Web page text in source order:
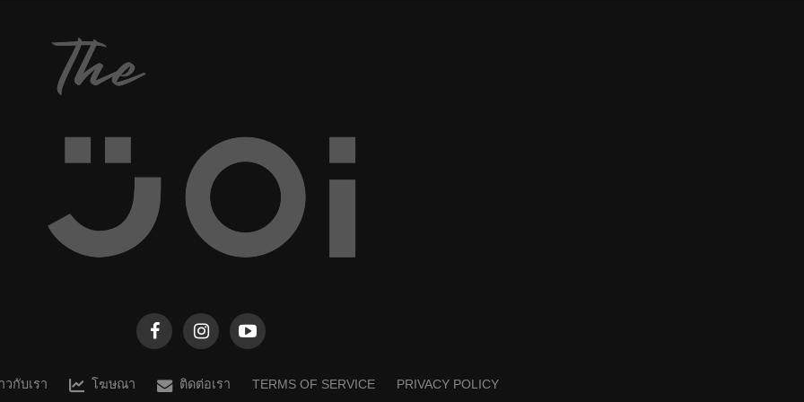
วกับเรา โฆษณา ติดต่อเรา TERMS OF SERVICE PRIVACY POLICY